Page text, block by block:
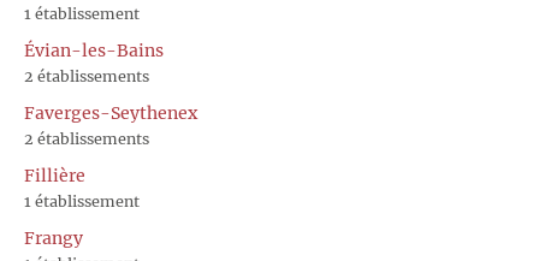
1 établissement
Évian-les-Bains
2 établissements
Faverges-Seythenex
2 établissements
Fillière
1 établissement
Frangy